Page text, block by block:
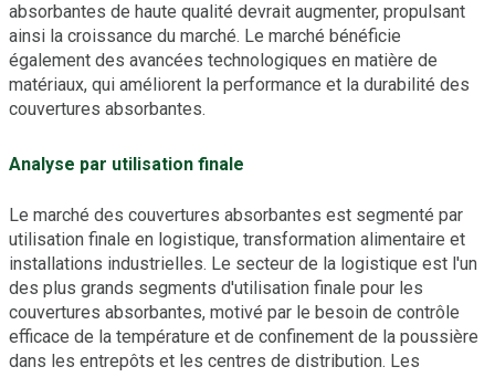
absorbantes de haute qualité devrait augmenter, propulsant
ainsi la croissance du marché. Le marché bénéficie
également des avancées technologiques en matière de
matériaux, qui améliorent la performance et la durabilité des
couvertures absorbantes.
Analyse par utilisation finale
Le marché des couvertures absorbantes est segmenté par
utilisation finale en logistique, transformation alimentaire et
installations industrielles. Le secteur de la logistique est l'un
des plus grands segments d'utilisation finale pour les
couvertures absorbantes, motivé par le besoin de contrôle
efficace de la température et de confinement de la poussière
dans les entrepôts et les centres de distribution. Les